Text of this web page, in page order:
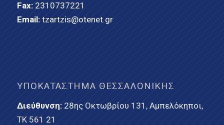
Fax: 2310737221
Email: tzartzis@otenet.gr
ΥΠΟΚΑΤΆΣΤΗΜΑ ΘΕΣΣΑΛΟΝΊΚΗΣ
Διεύθυνση:28ης Οκτωβρίου 131, Αμπελόκηποι,
ΤΚ 561 21